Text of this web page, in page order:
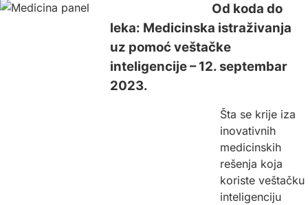
Od koda do
leka: Medicinska istraživanja
uz pomoć veštačke
inteligencije – 12. septembar
2023.
Šta se krije iza
inovativnih
medicinskih
rešenja koja
koriste veštačku
inteligenciju